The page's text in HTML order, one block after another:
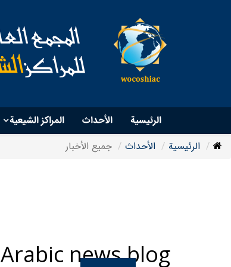
الرئيسية الأحداث المراكز الشيعية
الرئيسية الأحداث جمیع الأخبار
Arabic news blog